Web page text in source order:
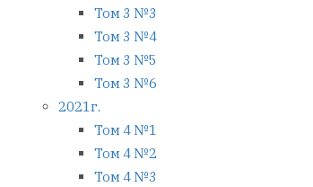
Том 3 №3
Том 3 №4
Том 3 №5
Том 3 №6
2021г.
Том 4 №1
Том 4 №2
Том 4 №3